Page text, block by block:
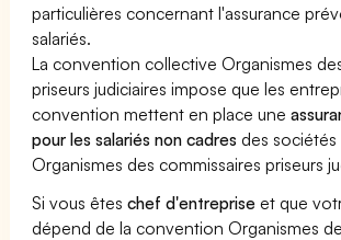
particulières concernant l'assurance
salariés.
La convention collective Organismes
priseurs judiciaires impose que les
convention mettent en place une
pour les salariés non cadres des
Organismes des commissaires priseurs
Si vous êteschef d'entreprise et que
dépend de la convention Organismes